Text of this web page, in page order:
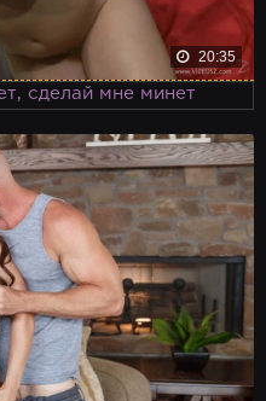
20:35
сделай мне минет